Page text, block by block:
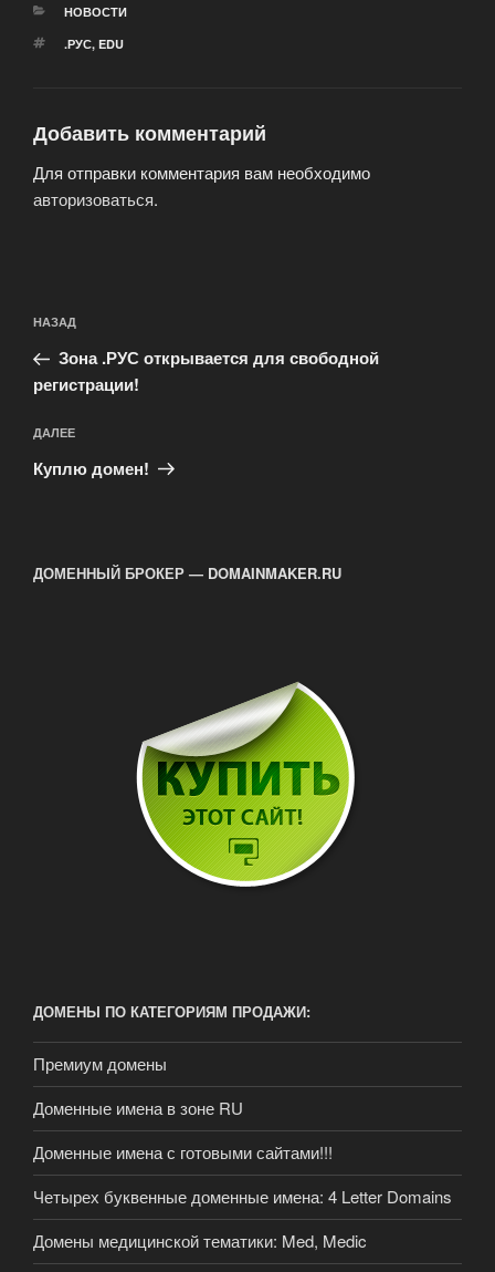
РУБРИКИ
НОВОСТИ
МЕТКИ
.РУС, EDU
Добавить комментарий
Для отправки комментария вам необходимо
авторизоваться.
по
записям
Предыдущая
запись:
НАЗАД
Зона .РУС открывается для свободной
регистрации!
Следующая
запись
ДАЛЕЕ
Куплю домен!
ДОМЕННЫЙ БРОКЕР — DOMAINMAKER.RU
ДОМЕНЫ ПО КАТЕГОРИЯМ ПРОДАЖИ:
Премиум домены
Доменные имена в зоне RU
Доменные имена с готовыми сайтами!!!
Четырех буквенные доменные имена: 4 Letter Domains
Домены медицинской тематики: Med, Medic